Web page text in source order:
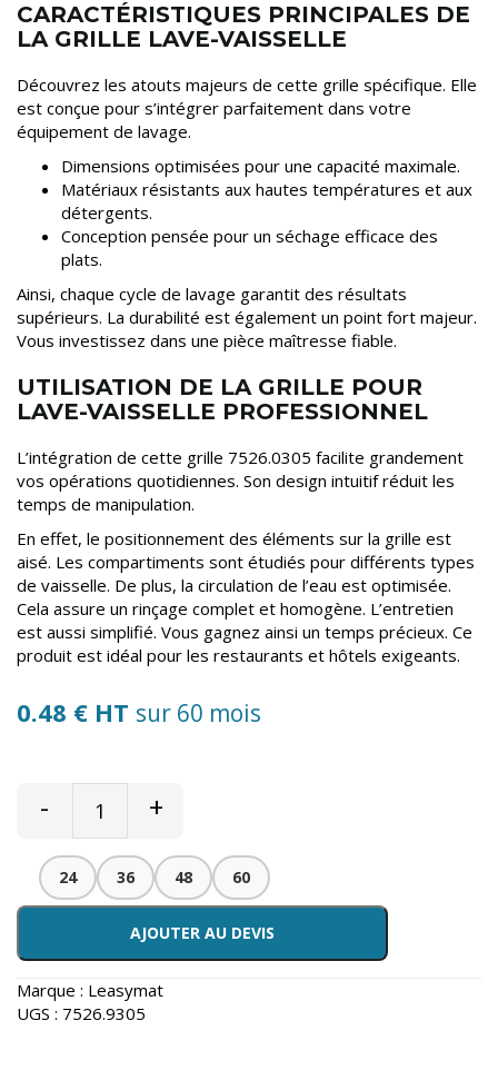
CARACTÉRISTIQUES PRINCIPALES DE
LA GRILLE LAVE-VAISSELLE
Découvrez les atouts majeurs de cette grille spécifique. Elle
est conçue pour s’intégrer parfaitement dans votre
équipement de lavage.
Dimensions optimisées pour une capacité maximale.
Matériaux résistants aux hautes températures et aux
détergents.
Conception pensée pour un séchage efficace des
plats.
Ainsi, chaque cycle de lavage garantit des résultats
supérieurs. La durabilité est également un point fort majeur.
Vous investissez dans une pièce maîtresse fiable.
UTILISATION DE LA GRILLE POUR
LAVE-VAISSELLE PROFESSIONNEL
L’intégration de cette grille 7526.0305 facilite grandement
vos opérations quotidiennes. Son design intuitif réduit les
temps de manipulation.
En effet, le positionnement des éléments sur la grille est
aisé. Les compartiments sont étudiés pour différents types
de vaisselle. De plus, la circulation de l’eau est optimisée.
Cela assure un rinçage complet et homogène. L’entretien
est aussi simplifié. Vous gagnez ainsi un temps précieux. Ce
produit est idéal pour les restaurants et hôtels exigeants.
0.48 € HT sur 60 mois
- +
24 36 48 60
AJOUTER AU DEVIS
Marque : Leasymat
UGS : 7526.9305